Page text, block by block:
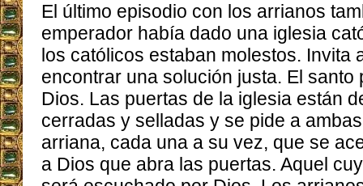
El último episodio con los arrianos
emperador había dado una iglesia
los católicos estaban molestos. Invita
encontrar una solución justa. El santo
Dios. Las puertas de la iglesia están
cerradas y selladas y se pide a
arriana, cada una a su vez, que se
a Dios que abra las puertas. Aquel